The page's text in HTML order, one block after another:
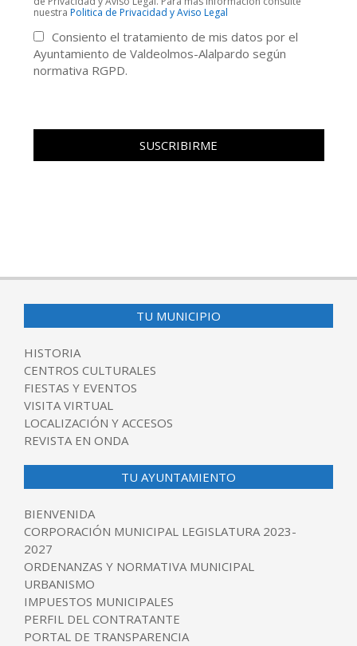
nuestra Politica de Privacidad y Aviso Legal
Consiento el tratamiento de mis datos por el
Ayuntamiento de Valdeolmos-Alalpardo según
normativa RGPD.
TU MUNICIPIO
HISTORIA
CENTROS CULTURALES
FIESTAS Y EVENTOS
VISITA VIRTUAL
LOCALIZACIÓN Y ACCESOS
REVISTA EN ONDA
TU AYUNTAMIENTO
BIENVENIDA
CORPORACIÓN MUNICIPAL LEGISLATURA 2023-
2027
ORDENANZAS Y NORMATIVA MUNICIPAL
URBANISMO
IMPUESTOS MUNICIPALES
PERFIL DEL CONTRATANTE
PORTAL DE TRANSPARENCIA